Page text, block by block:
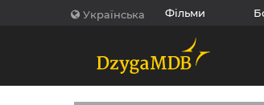
Українська Фільми